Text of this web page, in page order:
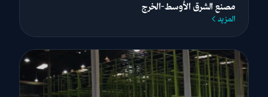
مصنع الشرق الأوسط-الخرج
المزيد